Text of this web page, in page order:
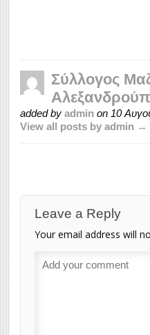
Σύλλογος
added by admin on 10
View all posts by admin →
Leave a Reply
Your email address will